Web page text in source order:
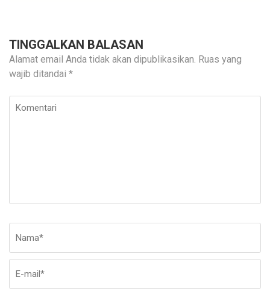
TINGGALKAN BALASAN
Alamat email Anda tidak akan dipublikasikan. Ruas yang
wajib ditandai *
Komentari